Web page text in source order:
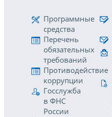
Программные
средства
Перечень
обязательных
требований
Противодействие
коррупции
Госслужба
в ФНС
России